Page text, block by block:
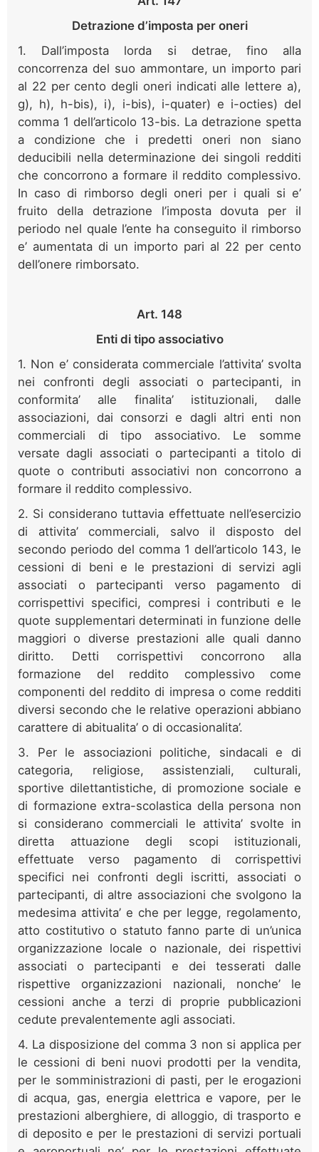
Detrazione d’imposta per oneri
1. Dall’imposta lorda si detrae, fino alla
concorrenza del suo ammontare, un importo pari
al 22 per cento degli oneri indicati alle lettere a),
g), h), h-bis), i), i-bis), i-quater) e i-octies) del
comma 1 dell’articolo 13-bis. La detrazione spetta
a condizione che i predetti oneri non siano
deducibili nella determinazione dei singoli redditi
che concorrono a formare il reddito complessivo.
In caso di rimborso degli oneri per i quali si e’
fruito della detrazione l’imposta dovuta per il
periodo nel quale l’ente ha conseguito il rimborso
e’ aumentata di un importo pari al 22 per cento
dell’onere rimborsato.
Art. 148
Enti di tipo associativo
1. Non e’ considerata commerciale l’attivita’ svolta
nei confronti degli associati o partecipanti, in
conformita’ alle finalita’ istituzionali, dalle
associazioni, dai consorzi e dagli altri enti non
commerciali di tipo associativo. Le somme
versate dagli associati o partecipanti a titolo di
quote o contributi associativi non concorrono a
formare il reddito complessivo.
2. Si considerano tuttavia effettuate nell’esercizio
di attivita’ commerciali, salvo il disposto del
secondo periodo del comma 1 dell’articolo 143, le
cessioni di beni e le prestazioni di servizi agli
associati o partecipanti verso pagamento di
corrispettivi specifici, compresi i contributi e le
quote supplementari determinati in funzione delle
maggiori o diverse prestazioni alle quali danno
diritto. Detti corrispettivi concorrono alla
formazione del reddito complessivo come
componenti del reddito di impresa o come redditi
diversi secondo che le relative operazioni abbiano
carattere di abitualita’ o di occasionalita’.
3. Per le associazioni politiche, sindacali e di
categoria, religiose, assistenziali, culturali,
sportive dilettantistiche, di promozione sociale e
di formazione extra-scolastica della persona non
si considerano commerciali le attivita’ svolte in
diretta attuazione degli scopi istituzionali,
effettuate verso pagamento di corrispettivi
specifici nei confronti degli iscritti, associati o
partecipanti, di altre associazioni che svolgono la
medesima attivita’ e che per legge, regolamento,
atto costitutivo o statuto fanno parte di un’unica
organizzazione locale o nazionale, dei rispettivi
associati o partecipanti e dei tesserati dalle
rispettive organizzazioni nazionali, nonche’ le
cessioni anche a terzi di proprie pubblicazioni
cedute prevalentemente agli associati.
4. La disposizione del comma 3 non si applica per
le cessioni di beni nuovi prodotti per la vendita,
per le somministrazioni di pasti, per le erogazioni
di acqua, gas, energia elettrica e vapore, per le
prestazioni alberghiere, di alloggio, di trasporto e
di deposito e per le prestazioni di servizi portuali